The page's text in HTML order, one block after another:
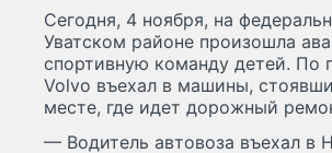
Сегодня, 4 ноября, на
Уватском районе произошла
спортивную команду детей. По
Volvo въехал в машины,
месте, где идет дорожный
— Водитель автовоза въехал в